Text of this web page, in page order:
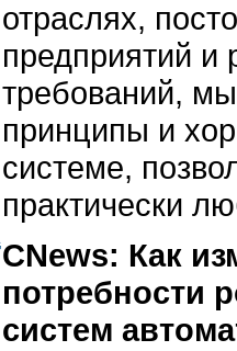
отраслях,
предприятий и
требований,
принципы и
системе,
практически
CNews: Как
потребности
систем